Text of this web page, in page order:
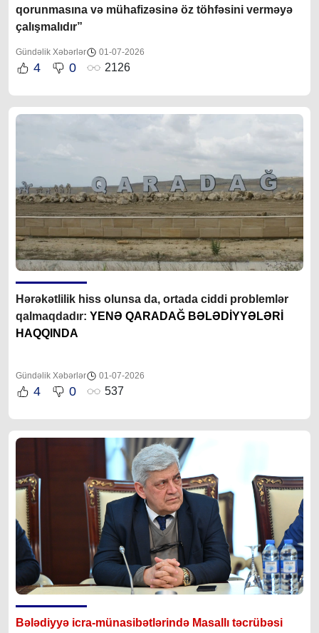
qorunmasına və mühafizəsinə öz töhfəsini verməyə
çalışmalıdır”
Gündəlik Xəbərlər 01-07-2026
4 0 2126
Hərəkətlilik hiss olunsa da, ortada ciddi problemlər
qalmaqdadır: YENƏ QARADAĞ BƏLƏDİYYƏLƏRİ
HAQQINDA
Gündəlik Xəbərlər 01-07-2026
4 0 537
Bələdiyyə icra-münasibətlərində Masallı təcrübəsi